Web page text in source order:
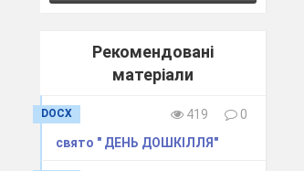
Рекомендовані
матеріали
DOCX 419
0
свято " ДЕНЬ ДОШКІЛЛЯ"